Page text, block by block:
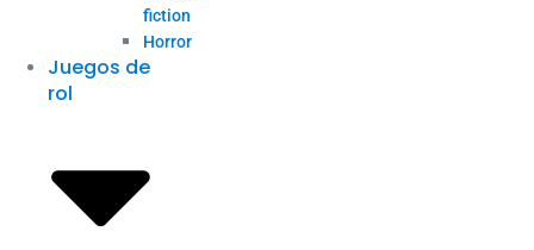
fiction
Horror
Juegos de
rol